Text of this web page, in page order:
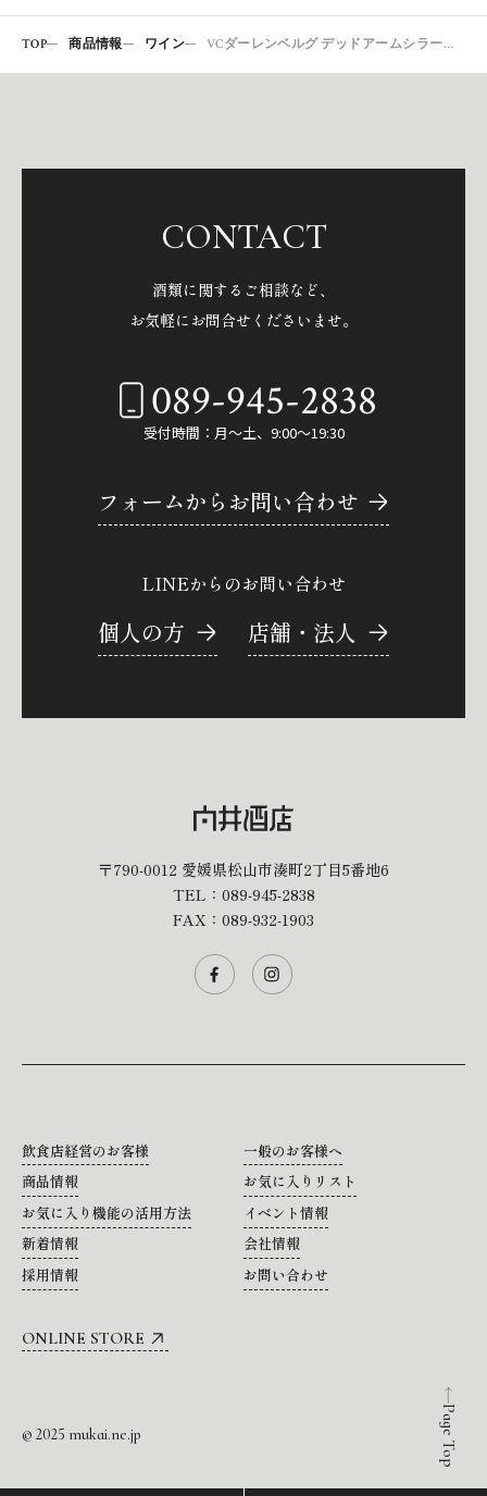
TOP 商品情報 ワイン VCダーレンベルグ デッドアームシラーズ17
Page Top
CONTACT
酒類に関するご相談など、
お気軽にお問合せくださいませ。
089-945-2838
受付時間：月～土、9:00～19:30
フォームからお問い合わせ
LINEからのお問い合わせ
個人の方 店舗・法人
〒790-0012 愛媛県松山市湊町2丁目5番地6
TEL： 089-945-2838
FAX：089-932-1903
飲食店経営のお客様
一般のお客様へ
商品情報
お気に入りリスト
お気に入り機能の活用方法
イベント情報
新着情報
会社情報
採用情報
お問い合わせ
ONLINE STORE
© 2025 mukai.ne.jp